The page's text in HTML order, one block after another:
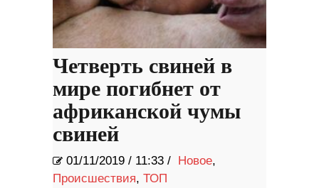
Четверть свиней в
мире погибнет от
африканской чумы
свиней
01/11/2019 / 11:33 / Новое,
Происшествия, ТОП